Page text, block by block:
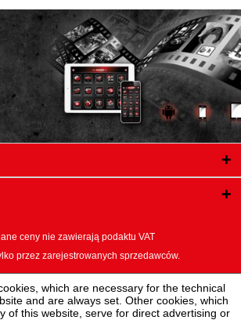
ceny nie zawierają podaktu VAT
przez zarejestrowanych sprzedawców.
which are necessary for the technical
and are always set. Other cookies, which
of this website, serve for direct advertising or